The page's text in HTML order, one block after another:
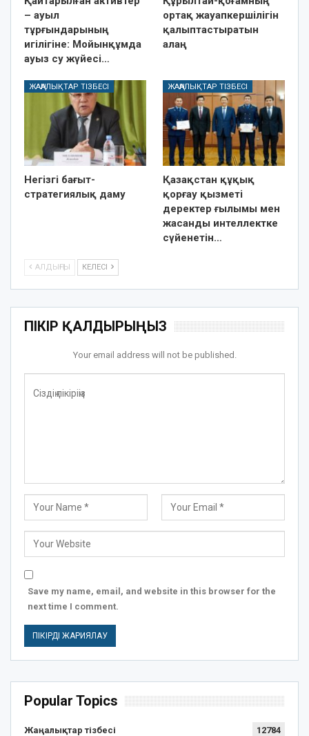
– ауыл
тұрғындарының
игілігіне: Мойынқұмда
ауыз су жүйесі…
ортақ жауапкершілігін
қалыптастыратын
алаң
ЖАҢАЛЫҚТАР ТІЗБЕСІ
Негізгі бағыт-
стратегиялық даму
ЖАҢАЛЫҚТАР ТІЗБЕСІ
Қазақстан құқық
қорғау қызметі
деректер ғылымы мен
жасанды интеллектке
сүйенетін…
АЛДЫҢҒЫ КЕЛЕСІ
ПІКІР ҚАЛДЫРЫҢЫЗ
Your email address will not be published.
Save my name, email, and website in this browser for the
next time I comment.
Popular Topics
Жаңалықтар тізбесі 12784